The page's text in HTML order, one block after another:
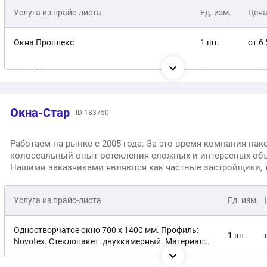
высококвалифицированные выездные бригады. Уже более
клиентов улучшили свои дома и квартиры благодаря
качественной работе. Предоставляем гарантию - 5 лет.
Услуга из прайс-листа Ед. изм. Цена
Окна Проплекс 1 шт. от 6
Окна Новотекс 1 шт. от 4
Окна Rehau 1 шт. от 7
Алюминиевое остекление Рейнерс. 1 шт. от
Алюминиевое остекление Шуко. 1 шт. от
Окна-Стар ID 183750
Работаем на рынке с 2005 года. За это время компания
колоссальный опыт остекления сложных и интересных
Нашими заказчиками являются как частные застройщики,
персонал. Это, в совокупности с современным
оборудованием, является залогом безупречного качества.
Предлагаем для своих клиентов любые конфигурации
Предоставляем 6-летнюю гарантию на окна и монтажные
Услуга из прайс-листа Ед. изм.
Одностворчатое окно 700 х 1400 мм. Профиль:
Novotex. Стеклопакет: двухкамерный. Материал:
1 шт.